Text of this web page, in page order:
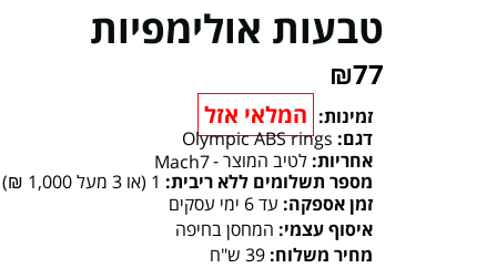
טבעות אולימפיות
₪77
זמינות: המלאי אזל
דגם: Olympic ABS rings
אחריות: לטיב המוצר -Mach7
מספר תשלומים ללא ריבית: 1 (או 3 מעל 1,000 ₪)
זמן אספקה: עד 6 ימי עסקים
איסוף עצמי: המחסן בחיפה
מחיר משלוח: 39 ש"ח